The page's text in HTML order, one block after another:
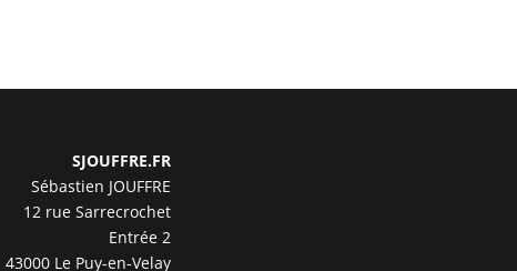
SJOUFFRE.FR
Sébastien JOUFFRE
12 rue Sarrecrochet
Entrée 2
43000 Le Puy-en-Velay